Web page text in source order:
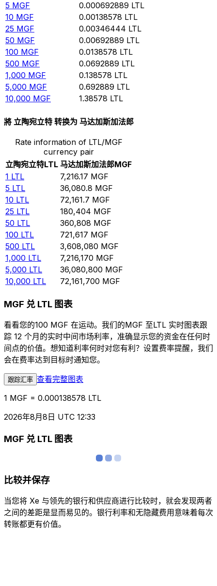
5 MGF 0.000692889 LTL
10 MGF 0.00138578 LTL
25 MGF 0.00346444 LTL
50 MGF 0.00692889 LTL
100 MGF 0.0138578 LTL
500 MGF 0.0692889 LTL
1,000 MGF 0.138578 LTL
5,000 MGF 0.692889 LTL
10,000 MGF 1.38578 LTL
將 立陶宛立特 转换为 马达加斯加法郎
Rate information of LTL/MGF
currency pair
立陶宛立特LTL 马达加斯加法郎MGF
1 LTL 7,216.17 MGF
5 LTL 36,080.8 MGF
10 LTL 72,161.7 MGF
25 LTL 180,404 MGF
50 LTL 360,808 MGF
100 LTL 721,617 MGF
500 LTL 3,608,080 MGF
1,000 LTL 7,216,170 MGF
5,000 LTL 36,080,800 MGF
10,000 LTL 72,161,700 MGF
MGF 兑 LTL 图表
看看您的100 MGF 在运动。我们的MGF 至LTL 实时图表跟
踪 12 个月的实时中间市场利率，准确显示您的资金在任何时
间点的价值。想知道利率何时对您有利？设置费率提醒，我们
会在费率达到目标时通知您。
跟踪汇率 查看完整图表
1 MGF = 0.000138578 LTL
2026年8月8日 UTC 12:33
MGF 兑 LTL 图表
比较并保存
当您将 Xe 与领先的银行和供应商进行比较时，就会发现两者
之间的差距是显而易见的。银行利率和无隐藏费用意味着每次
转账都更有价值。